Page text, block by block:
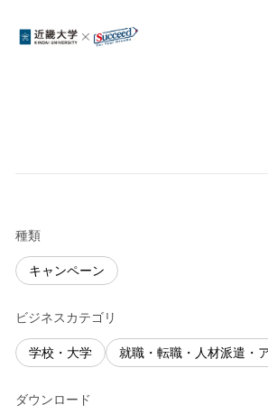
種類
キャンペーン
ビジネスカテゴリ
学校・大学 就職・転職・人材派遣・
ダウンロード